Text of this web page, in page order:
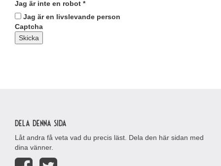
Jag är inte en robot *
Jag är en livslevande person
Captcha
Skicka
Dela denna sida
Låt andra få veta vad du precis läst. Dela den här sidan med
dina vänner.